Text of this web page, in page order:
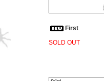
First
SOLD OUT